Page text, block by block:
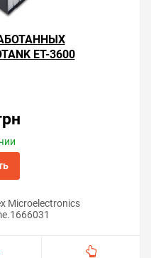
EcoTank ET-3600 —
онлайн-консультанту.
сделать печать на
ET-3600
Microelectronics